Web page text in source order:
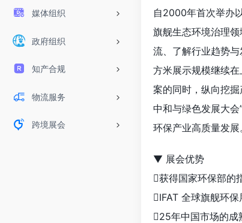
媒体组织
政府组织
知产合规
物流服务
跨境展会
自2000年首次举办
旗舰生态环境治理
流、了解行业趋势
方米展示规模继续
案的同时，纵向挖
中和与绿色发展大
环保产业高质量发展
▼ 展会优势
获得国家环保部的
IFAT 全球旗舰环保
25年中国市场的成